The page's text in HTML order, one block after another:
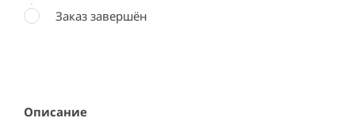
Описание
Заказ завершён